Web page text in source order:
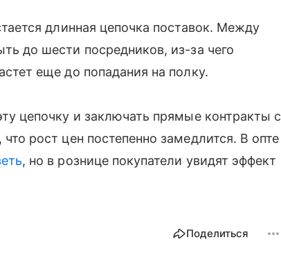
длинная цепочка поставок. Между
до шести посредников, из-за чего
еще до попадания на полку.
цепочку и заключать прямые контракты с
рост цен постепенно замедлится. В опте
, но в рознице покупатели увидят эффект
Поделиться